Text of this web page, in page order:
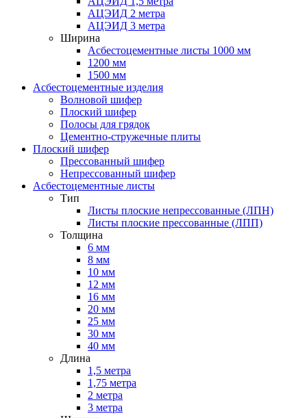
АЦЭИД 2 метра
АЦЭИД 3 метра
Ширина
Асбестоцементные листы 1000 мм
1200 мм
1500 мм
Асбестоцементные изделия
Волновой шифер
Плоский шифер
Полосы для грядок
Цементно-стружечные плиты
Плоский шифер
Прессованный шифер
Непрессованный шифер
Асбестоцементные листы
Тип
Листы плоские непрессованные (ЛПН)
Листы плоские прессованные (ЛПП)
Толщина
6 мм
8 мм
10 мм
12 мм
16 мм
20 мм
25 мм
30 мм
40 мм
Длина
1,5 метра
1,75 метра
2 метра
3 метра